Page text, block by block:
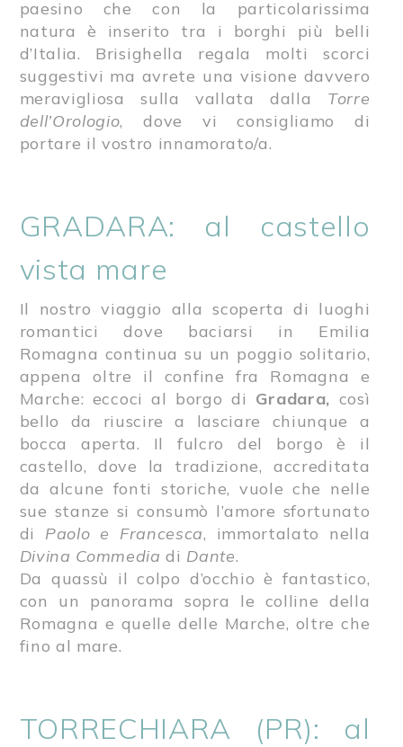
paesino che con la particolarissima
natura è inserito tra i borghi più belli
d’Italia. Brisighella regala molti scorci
suggestivi ma avrete una visione davvero
meravigliosa sulla vallata dalla Torre
dell’Orologio, dove vi consigliamo di
portare il vostro innamorato/a.
GRADARA: al castello
vista mare
Il nostro viaggio alla scoperta di luoghi
romantici dove baciarsi in Emilia
Romagna continua su un poggio solitario,
appena oltre il confine fra Romagna e
Marche: eccoci al borgo di Gradara, così
bello da riuscire a lasciare chiunque a
bocca aperta. Il fulcro del borgo è il
castello, dove la tradizione, accreditata
da alcune fonti storiche, vuole che nelle
sue stanze si consumò l’amore sfortunato
di Paolo e Francesca, immortalato nella
Divina Commedia di Dante.
Da quassù il colpo d’occhio è fantastico,
con un panorama sopra le colline della
Romagna e quelle delle Marche, oltre che
fino al mare.
TORRECHIARA (PR): al